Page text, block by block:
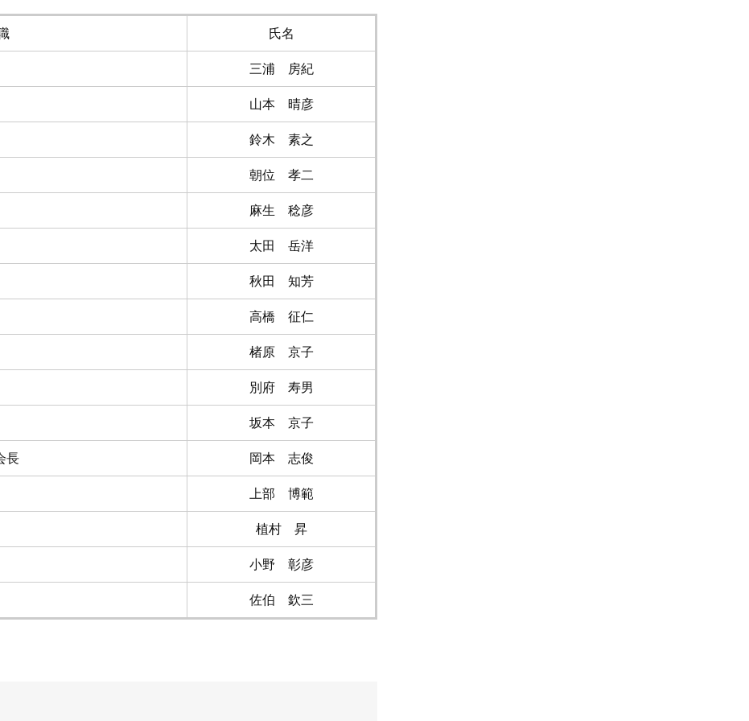
氏名
三浦 房紀
山本 晴彦
鈴木 素之
朝位 孝二
麻生 稔彦
太田 岳洋
秋田 知芳
高橋 征仁
楮原 京子
別府 寿男
坂本 京子
長 岡本 志俊
上部 博範
植村 昇
小野 彰彦
佐伯 欽三